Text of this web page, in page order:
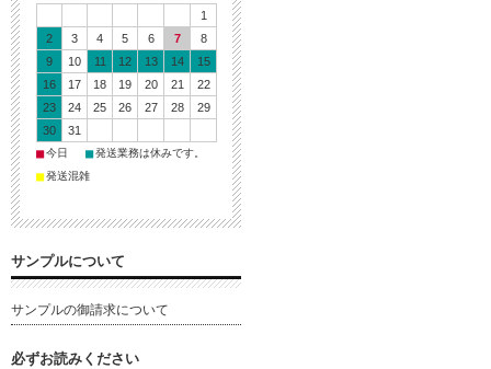
1
2
3 4 5 6 7
8
9
10 11 12 13 14
15
16
17 18 19 20 21
22
23
24 25 26 27 28
29
30
31
■今日 ■発送業務は休みです。
■発送混雑
サンプルについて
サンプルの御請求について
必ずお読みください